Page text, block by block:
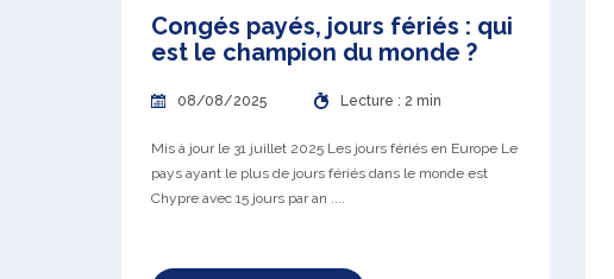
Congés payés, jours fériés : qui
est le champion du monde ?
08/08/2025 Lecture : 2 min
Mis à jour le 31 juillet 2025 Les jours fériés en Europe Le
pays ayant le plus de jours fériés dans le monde est
Chypre avec 15 jours par an ....